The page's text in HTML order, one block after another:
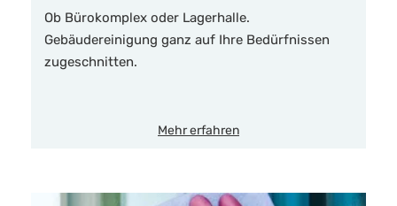
Ob Bürokomplex oder Lagerhalle.
Gebäudereinigung ganz auf Ihre Bedürfnissen
zugeschnitten.
Mehr erfahren